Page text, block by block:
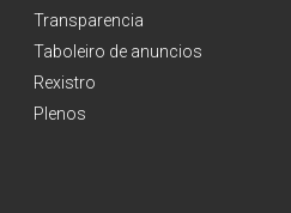
Transparencia
Taboleiro de anuncios
Rexistro
Plenos